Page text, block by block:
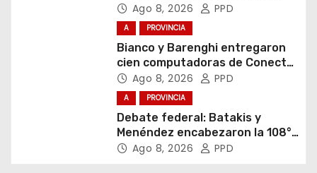
Ago 8, 2026 PPD
A PROVINCIA
Bianco y Barenghi entregaron
cien computadoras de Conectar
Igualdad Bonaerense
Ago 8, 2026 PPD
A PROVINCIA
Debate federal: Batakis y
Menéndez encabezaron la 108°
Asamblea del CNV
Ago 8, 2026 PPD